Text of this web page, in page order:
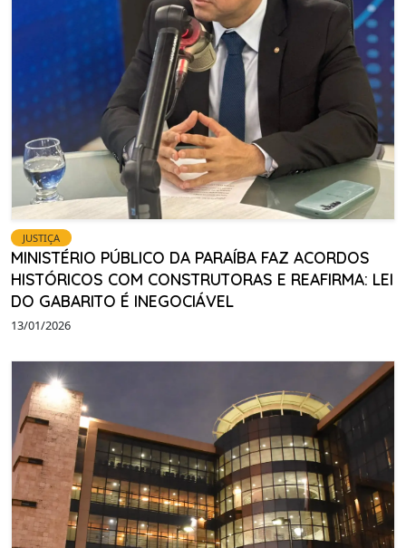
JUSTIÇA
MINISTÉRIO PÚBLICO DA PARAÍBA FAZ ACORDOS
HISTÓRICOS COM CONSTRUTORAS E REAFIRMA: LEI
DO GABARITO É INEGOCIÁVEL
13/01/2026